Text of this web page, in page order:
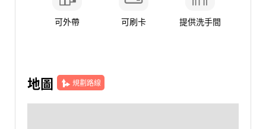
可外帶 可刷卡 提供洗手間
地圖 規劃路線